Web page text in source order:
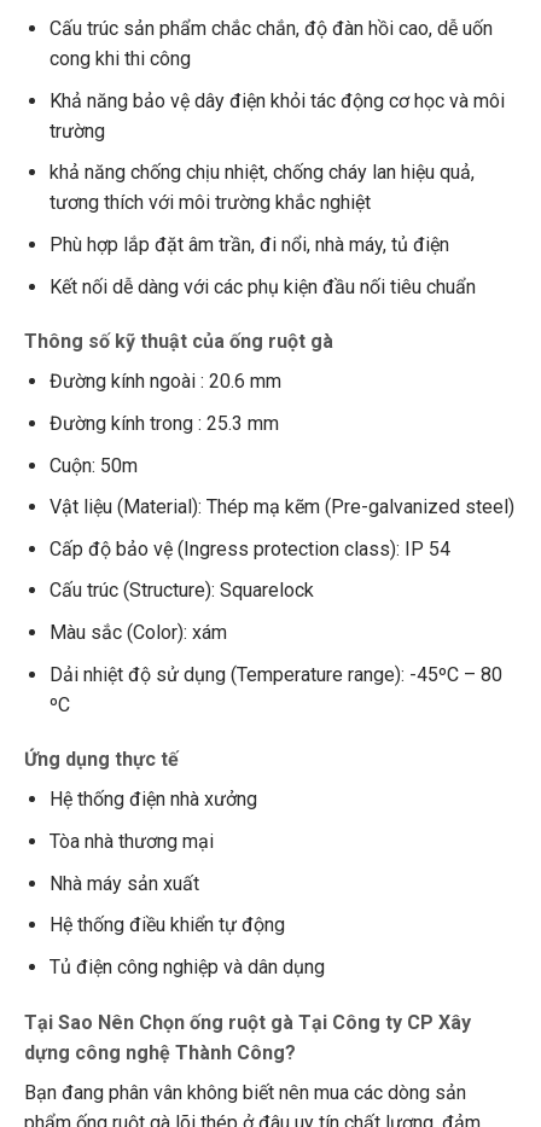
Cấu trúc sản phẩm chắc chắn, độ đàn hồi cao, dễ uốn
cong khi thi công
Khả năng bảo vệ dây điện khỏi tác động cơ học và môi
trường
khả năng chống chịu nhiệt, chống cháy lan hiệu quả,
tương thích với môi trường khắc nghiệt
Phù hợp lắp đặt âm trần, đi nổi, nhà máy, tủ điện
Kết nối dễ dàng với các phụ kiện đầu nối tiêu chuẩn
Thông số kỹ thuật của ống ruột gà
Đường kính ngoài : 20.6 mm
Đường kính trong : 25.3 mm
Cuộn: 50m
Vật liệu (Material): Thép mạ kẽm (Pre-galvanized steel)
Cấp độ bảo vệ (Ingress protection class): IP 54
Cấu trúc (Structure): Squarelock
Màu sắc (Color): xám
Dải nhiệt độ sử dụng (Temperature range): -45ºC – 80
ºC
Ứng dụng thực tế
Hệ thống điện nhà xưởng
Tòa nhà thương mại
Nhà máy sản xuất
Hệ thống điều khiển tự động
Tủ điện công nghiệp và dân dụng
Tại Sao Nên Chọn ống ruột gà Tại Công ty CP Xây
dựng công nghệ Thành Công?
Bạn đang phân vân không biết nên mua các dòng sản
phẩm ống ruột gà lõi thép ở đâu uy tín chất lượng, đảm